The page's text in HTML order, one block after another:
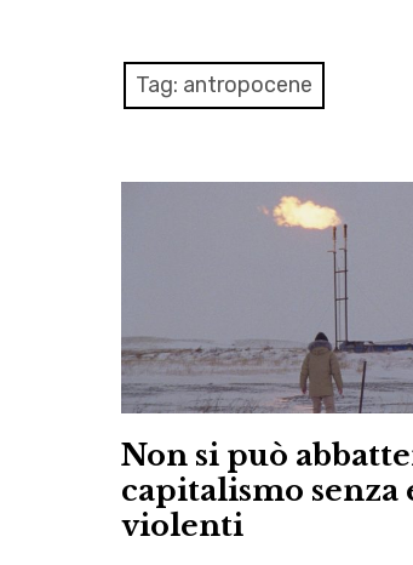
Tag: antropocene
Non si può
capitalismo senza
violenti